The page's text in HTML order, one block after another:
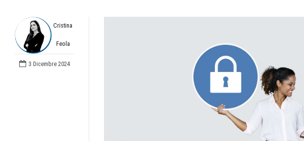
Cristina
Feola
3 Dicembre 2024